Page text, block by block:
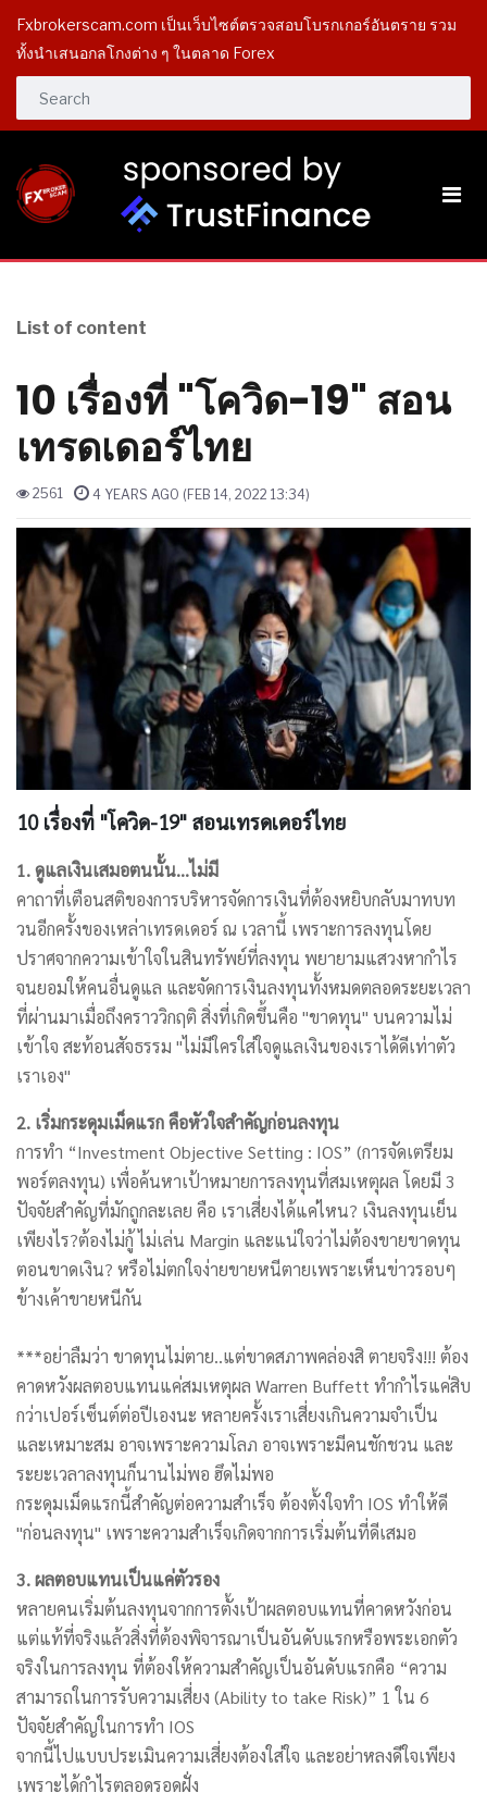
Fxbrokerscam.com เป็นเว็บไซต์ตรวจสอบโบรกเกอร์อันตราย รวม
ทั้งนำเสนอกลโกงต่าง ๆ ในตลาด Forex
List of content
10 เรื่องที่​ "โควิด-19" สอน
เทรดเดอร์ไทย
2561 4 YEARS AGO (FEB 14, 2022 13:34)
10 เรื่องที่​ "โควิด-19" สอนเทรดเดอร์ไทย
1. ดูแลเงินเสมอตนนั้น...ไม่มี
คาถาที่เตือนสติของการบริหารจัดการเงินที่ต้องหยิบกลับมาทบท
วนอีกครั้งของเหล่าเทรดเดอร์ ณ เวลานี้ เพราะการลงทุนโดย
ปราศจากความเข้าใจในสินทรัพย์ที่ลงทุน พยายามแสวงหากำไร
จนยอมให้คนอื่นดูแล และจัดการเงินลงทุนทั้งหมดตลอดระยะเวลา
ที่ผ่านมาเมื่อถึงคราววิกฤติ สิ่งที่เกิดขึ้นคือ "ขาดทุน" บนความไม่
เข้าใจ สะท้อนสัจธรรม "ไม่มีใครใส่ใจดูแลเงินของเราได้ดีเท่าตัว
เราเอง"
2. เริ่มกระดุมเม็ดแรก คือหัวใจสำคัญก่อนลงทุน
การทำ “Investment Objective Setting : IOS” (การจัดเตรียม
พอร์ตลงทุน) เพื่อค้นหาเป้าหมายการลงทุนที่สมเหตุผล โดยมี 3
ปัจจัยสำคัญที่มักถูกละเลย คือ เราเสี่ยงได้แค่ไหน? เงินลงทุนเย็น
เพียงไร?ต้องไม่กู้ ไม่เล่น Margin และแน่ใจว่าไม่ต้องขายขาดทุน
ตอนขาดเงิน? หรือไม่ตกใจง่ายขายหนีตายเพราะเห็นข่าวรอบๆ
ข้างเค้าขายหนีกัน
***อย่าลืมว่า ขาดทุนไม่ตาย..แต่ขาดสภาพคล่องสิ ตายจริง!!! ต้อง
คาดหวังผลตอบแทนแค่สมเหตุผล Warren Buffett ทำกำไรแค่สิบ
กว่าเปอร์เซ็นต์ต่อปีเองนะ หลายครั้งเราเสี่ยงเกินความจำเป็น
และเหมาะสม อาจเพราะความโลภ อาจเพราะมีคนชักชวน และ
ระยะเวลาลงทุนก็นานไม่พอ ฮึดไม่พอ
กระดุมเม็ดแรกนี้สำคัญต่อความสำเร็จ ต้องตั้งใจทำ IOS ทำให้ดี
"ก่อนลงทุน" เพราะความสำเร็จเกิดจากการเริ่มต้นที่ดีเสมอ
3. ผลตอบแทนเป็นแค่ตัวรอง
หลายคนเริ่มต้นลงทุนจากการตั้งเป้าผลตอบแทนที่คาดหวังก่อน
แต่แท้ที่จริงแล้วสิ่งที่ต้องพิจารณาเป็นอันดับแรกหรือพระเอกตัว
จริงในการลงทุน ที่ต้องให้ความสำคัญเป็นอันดับแรกคือ “ความ
สามารถในการรับความเสี่ยง (Ability to take Risk)” 1 ใน 6
ปัจจัยสำคัญในการทำ IOS
จากนี้ไปแบบประเมินความเสี่ยงต้องใส่ใจ และอย่าหลงดีใจเพียง
เพราะได้กำไรตลอดรอดฝั่ง